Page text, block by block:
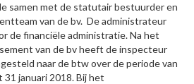
samen met de statutair bestuurder en
van de bv. De administrateur
de financiële administratie. Na het
van de bv heeft de inspecteur
naar de btw over de periode van
januari 2018. Bij het